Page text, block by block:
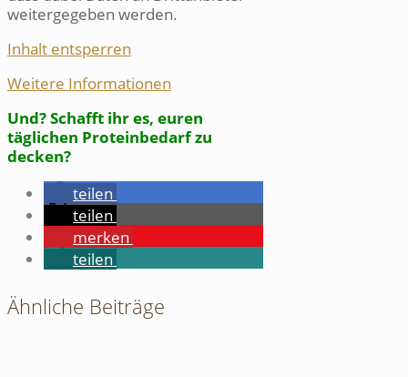
weitergegeben werden.
Inhalt entsperren
Weitere Informationen
Und? Schafft ihr es, euren
täglichen Proteinbedarf zu
decken?
teilen
teilen
merken
teilen
Ähnliche Beiträge